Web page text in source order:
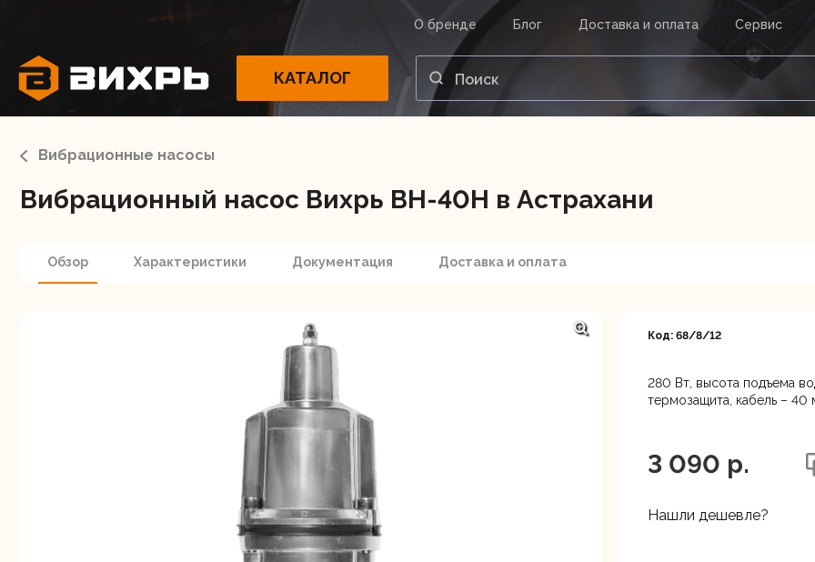
О бренде Блог Доставка и оплата Сервис
КАТАЛОГ
Электроинструменты Инструмент
Аккумуляторные
шуруповерты
Вибрационные насосы
Вибрационный насос Вихрь ВН-40Н в Астрахани
Обзор Характеристики Документация Доставка и оплата
Код: 68/8/12
280 Вт, высота подъема
термозащита, кабель –
3 090 p.
Нашли дешевле?
Астрахань, ул. Рыбинская
ВХОД